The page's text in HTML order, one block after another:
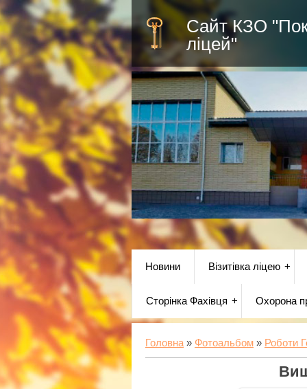
Сайт КЗО
ліцей"
Новини Візитівка ліцею
Сторінка Фахівця Охорона
Головна » Фотоальбом » Роботи